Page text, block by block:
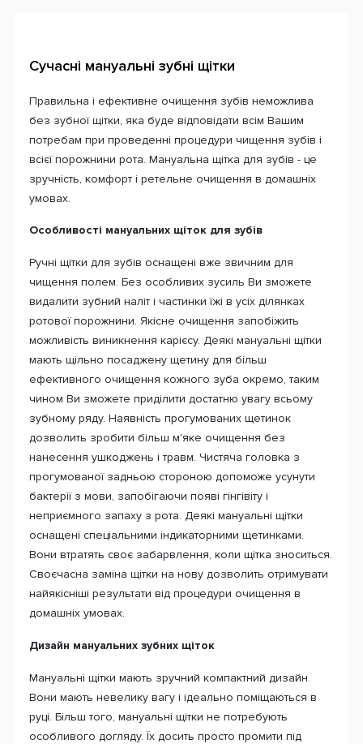
Сучасні мануальні зубні щітки
Правильна і ефективне очищення зубів неможлива
без зубної щітки, яка буде відповідати всім Вашим
потребам при проведенні процедури чищення зубів і
всієї порожнини рота. Мануальна щітка для зубів - це
зручність, комфорт і ретельне очищення в домашніх
умовах.
Особливості мануальних щіток для зубів
Ручні щітки для зубів оснащені вже звичним для
чищення полем. Без особливих зусиль Ви зможете
видалити зубний наліт і частинки їжі в усіх ділянках
ротової порожнини. Якісне очищення запобіжить
можливість виникнення карієсу. Деякі мануальні щітки
мають щільно посаджену щетину для більш
ефективного очищення кожного зуба окремо, таким
чином Ви зможете приділити достатню увагу всьому
зубному ряду. Наявність прогумованих щетинок
дозволить зробити більш м'яке очищення без
нанесення ушкоджень і травм. Чистяча головка з
прогумованої задньою стороною допоможе усунути
бактерії з мови, запобігаючи появі гінгівіту і
неприємного запаху з рота. Деякі мануальні щітки
оснащені спеціальними індикаторними щетинками.
Вони втратять своє забарвлення, коли щітка зноситься.
Своєчасна заміна щітки на нову дозволить отримувати
найякісніші результати від процедури очищення в
домашніх умовах.
Дизайн мануальних зубних щіток
Мануальні щітки мають зручний компактний дизайн.
Вони мають невелику вагу і ідеально поміщаються в
руці. Більш того, мануальні щітки не потребують
особливого догляду. Їх досить просто промити під